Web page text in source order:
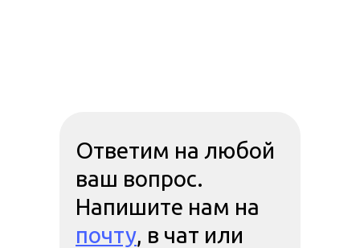
Ответим на любой
ваш вопрос.
Напишите нам на
почту, в чат или